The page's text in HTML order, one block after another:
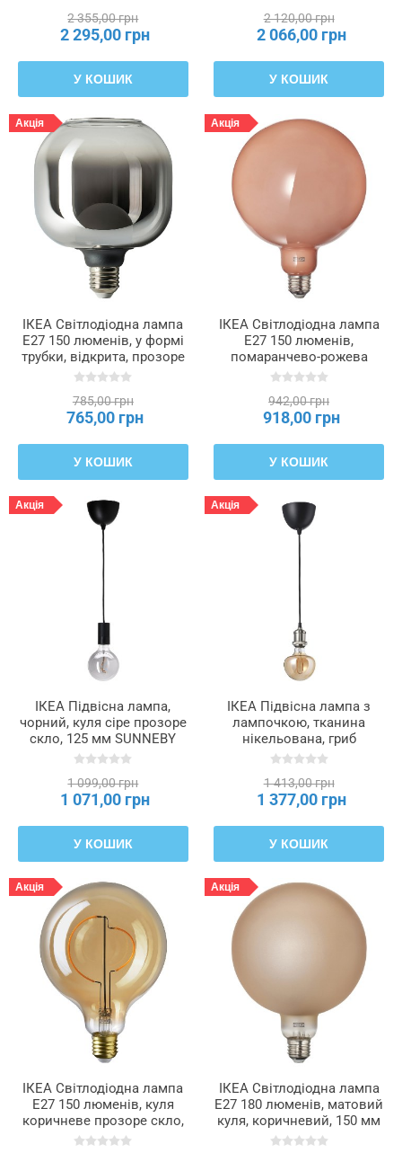
2 355,00 грн
2 295,00 грн
У КОШИК
2 120,00 грн
2 066,00 грн
У КОШИК
Акція
ІКЕА Світлодіодна лампа
E27 150 люменів, у формі
трубки, відкрита, прозоре
сіре скло, 120 мм
785,00 грн
765,00 грн
У КОШИК
Акція
ІКЕА Світлодіодна лампа
E27 150 люменів,
помаранчево-рожева
куля, 150 мм MOLNART,
942,00 грн
918,00 грн
У КОШИК
Акція
ІКЕА Підвісна лампа,
чорний, куля сіре прозоре
скло, 125 мм SUNNEBY
СУННЕБЮ / MOLNART,
1 099,00 грн
1 071,00 грн
У КОШИК
Акція
ІКЕА Підвісна лампа з
лампочкою, тканина
нікельована, гриб
коричневе прозоре скло
795.826.46
1 413,00 грн
1 377,00 грн
У КОШИК
Акція
ІКЕА Світлодіодна лампа
E27 150 люменів, куля
коричневе прозоре скло,
125 мм MOLNART,
Акція
ІКЕА Світлодіодна лампа
E27 180 люменів, матовий
куля, коричневий, 150 мм
MOLNART, 706.212.04